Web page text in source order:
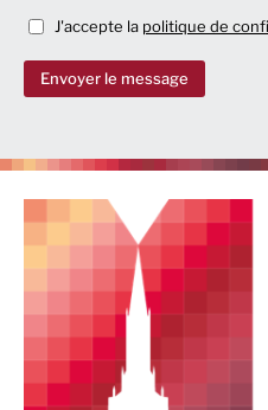
J'accepte la politique de
Envoyer le message